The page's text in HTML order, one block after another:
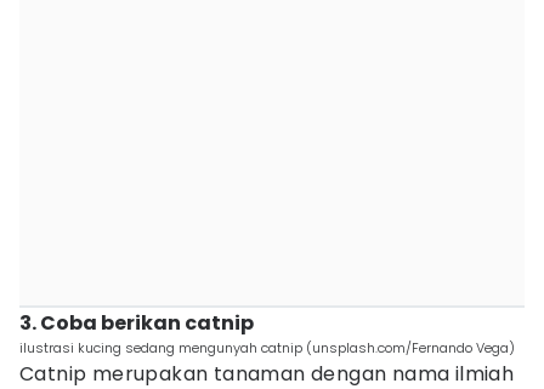
3. Coba berikan catnip
ilustrasi kucing sedang mengunyah catnip (unsplash.com/Fernando Vega)
Catnip merupakan tanaman dengan nama ilmiah